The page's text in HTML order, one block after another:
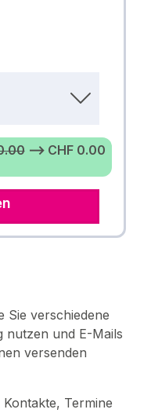
⟶ CHF 0.00
Sie verschiedene
nutzen und E-Mails
versenden
Termine